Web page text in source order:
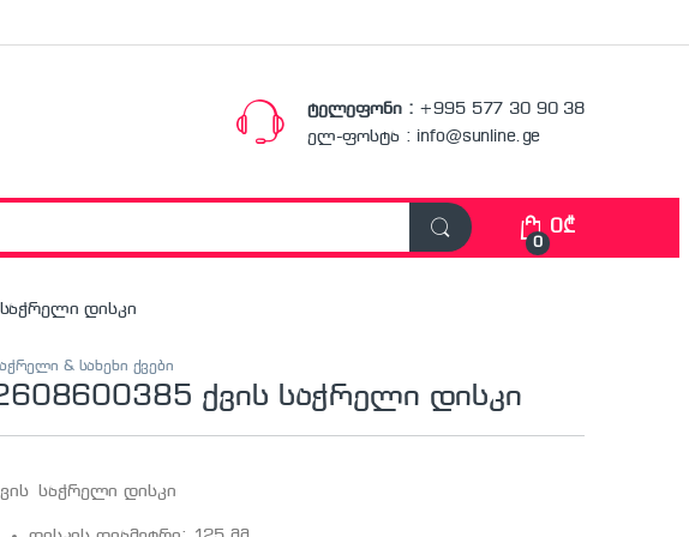
ტელეფონი : +995 577 30 90 38
ელ-ფოსტა : info@sunline.ge
0
0₾
დისკი
& სახეხი ქვები
ქვის საჭრელი დისკი
საჭრელი დისკი